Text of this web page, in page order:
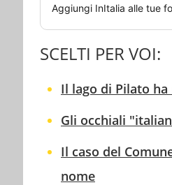
Aggiungi InItalia alle tue
SCELTI PER VOI:
Il lago di Pilato
Gli occhiali
Il caso del
nome